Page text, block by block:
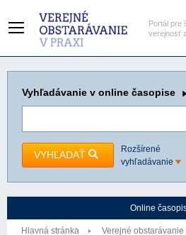
Portál pre
verejnosť
Vyhľadávanie v online časopise
VYHĽADAŤ
Rozšírené
vyhľadávanie
Online
Hlavná stránka
Verejné